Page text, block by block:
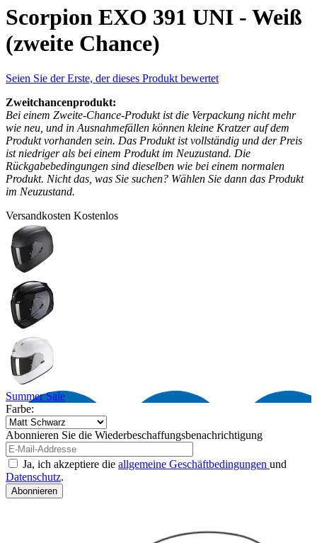
Scorpion EXO 391 UNI - Weiß
(zweite Chance)
Seien Sie der Erste, der dieses Produkt bewertet
Zweitchancenprodukt:
Bei einem Zweite-Chance-Produkt ist die Verpackung nicht mehr
wie neu, und in Ausnahmefällen können kleine Kratzer auf dem
Produkt vorhanden sein. Das Produkt ist vollständig und der Preis
ist niedriger als bei einem Produkt im Neuzustand. Die
Rückgabebedingungen sind dieselben wie bei einem normalen
Produkt. Nicht das, was Sie suchen? Wählen Sie dann das Produkt
im Neuzustand.
Versandkosten Kostenlos
Summer Sale
Farbe:
Abonnieren Sie die Wiederbeschaffungsbenachrichtigung
Ja, ich akzeptiere die allgemeine Geschäftbedingungen und
Datenschutz.
Abonnieren